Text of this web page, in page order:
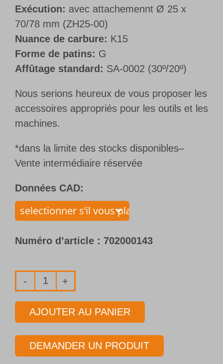
Exécution: avec attachemennt Ø 25 x
70/78 mm (ZH25-00)
Nuance de carbure: K15
Forme de patins: G
Affûtage standard: SA-0002 (30º/20º)
Nous serions heureux de vous proposer les
accessoires appropriés pour les outils et les
machines.
*dans la limite des stocks disponibles–
Vente intermédiaire réservée
Données CAD:
Numéro d’article : 702000143
quantité
de
Foret
lèvre
AJOUTER AU PANIER
DEMANDER UN PRODUIT